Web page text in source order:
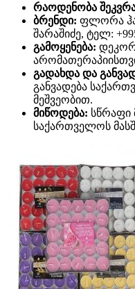
რაოდენობა
ბრენდი: ფლორა
შარაშიძე, ტელ:
გამოყენება:
გადახდა და
განვადება
მეშვეობით.
მიწოდება: სწრაფი
საქართველოს